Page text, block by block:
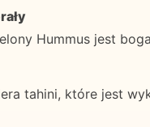
Hummus jest
tahini, które jest